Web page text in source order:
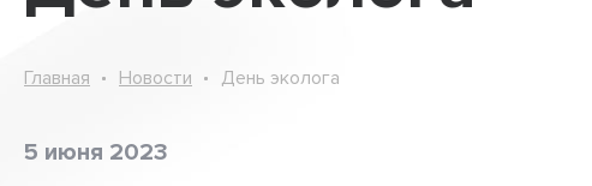
Бентотех
Главная Новости День эколога
5 июня 2023